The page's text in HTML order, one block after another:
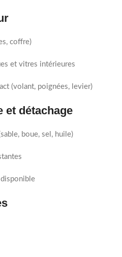
coffre)
et vitres intérieures
(volant, poignées, levier)
et détachage
boue, sel, huile)